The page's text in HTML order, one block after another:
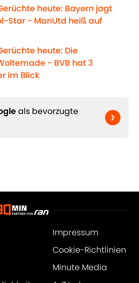
heute: Bayern jagt
Star - ManUtd heiß auf
heute: Die
- BVB hat 3
im Blick
als bevorzugte
Impressum
Cookie-Richtlinien
Minute Media